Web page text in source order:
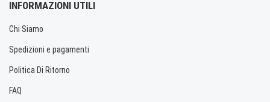
INFORMAZIONI UTILI
Chi Siamo
Spedizioni e pagamenti
Politica Di Ritorno
FAQ